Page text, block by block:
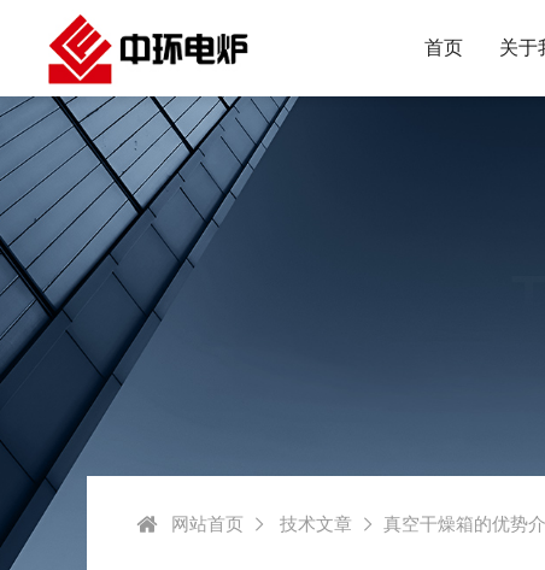
首页 关于
网站首页 技术文章 真空干燥箱的优势